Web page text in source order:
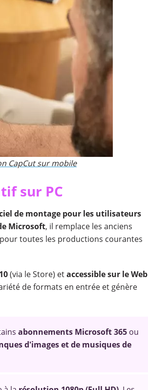
CapCut sur mobile
sur PC
de montage pour les utilisateurs
Microsoft, il remplace les anciens
toutes les productions courantes
(via le Store) etaccessible sur le Web
de formats en entrée et génère
abonnements Microsoft 365ou
d'images et de musiques de